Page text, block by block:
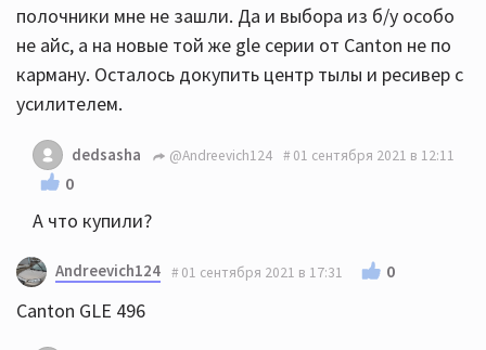
полочники мне не зашли. Да и выбора из б/у особо
не айс, а на новые той же gle серии от Canton не по
карману. Осталось докупить центр тылы и ресивер с
усилителем.
dedsasha @Andreevich124 01 сентября 2021 в 12:11
0
А что купили?
Andreevich124 01 сентября 2021 в 17:31 0
Canton GLE 496